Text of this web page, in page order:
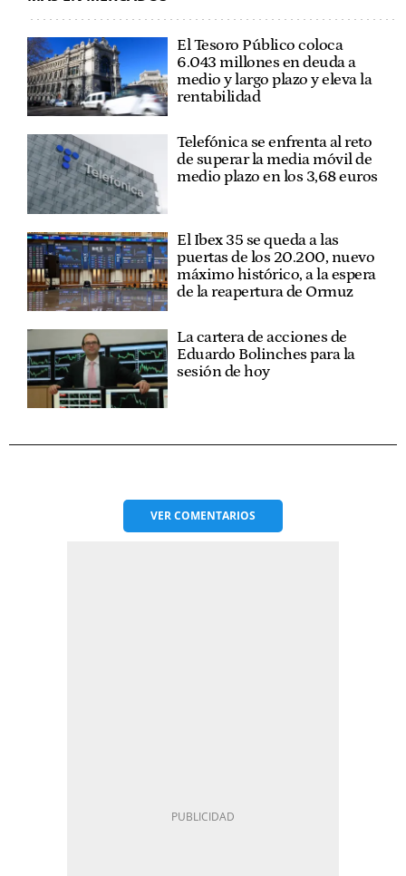
El Tesoro Público coloca
6.043 millones en deuda a
medio y largo plazo y eleva la
rentabilidad
Telefónica se enfrenta al reto
de superar la media móvil de
medio plazo en los 3,68 euros
El Ibex 35 se queda a las
puertas de los 20.200, nuevo
máximo histórico, a la espera
de la reapertura de Ormuz
La cartera de acciones de
Eduardo Bolinches para la
sesión de hoy
VERCOMENTARIOS